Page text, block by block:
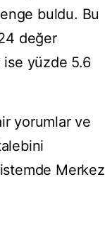
buldu. Bu
değer
ise yüzde 5.6
yorumlar ve
Merkez